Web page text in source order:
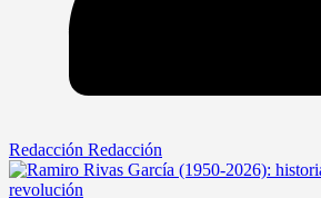
Redacción Redacción